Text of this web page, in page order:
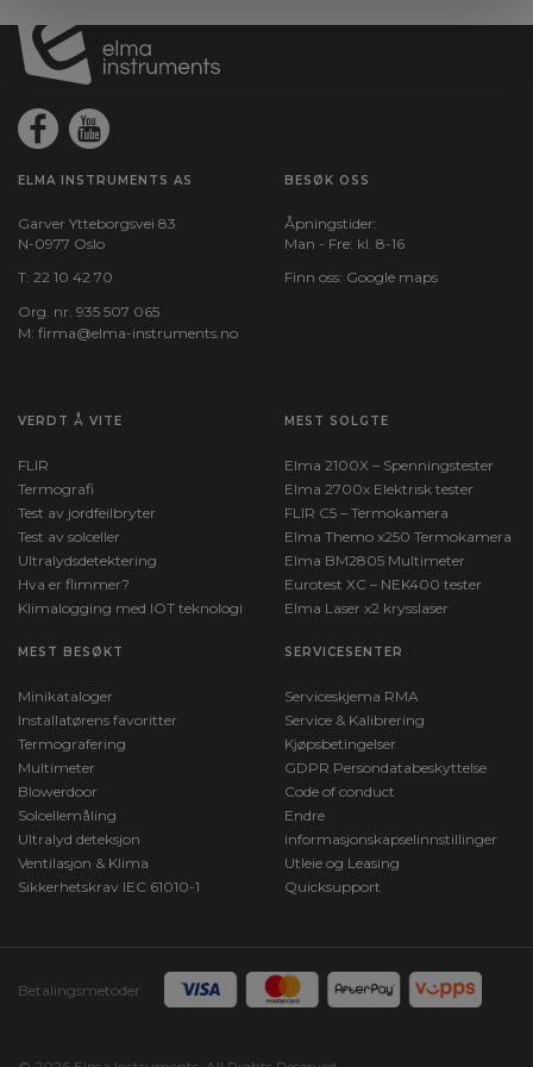
ELMA INSTRUMENTS AS
Garver Ytteborgsvei 83
N-0977 Oslo
T: 22 10 42 70
Org. nr. 935 507 065
M: firma@elma-instruments.no​
BESØK OSS
Åpningstider:
Man - Fre: kl. 8-16
Finn oss: Google maps
VERDT Å VITE
FLIR
Termografi
Test av jordfeilbryter
Test av solceller
Ultralydsdetektering
Hva er flimmer?
Klimalogging med IOT teknologi
MEST SOLGTE
Elma 2100X – Spenningstester
Elma 2700x Elektrisk tester
FLIR C5 – Termokamera
Elma Themo x250 Termokamera
Elma BM2805 Multimeter
Eurotest XC – NEK400 tester
Elma Laser x2 krysslaser
MEST BESØKT
Minikataloger
Installatørens favoritter
Termografering
Multimeter
Blowerdoor
Solcellemåling
Ultralyd deteksjon
Ventilasjon & Klima
Sikkerhetskrav IEC 61010-1
SERVICESENTER
Serviceskjema RMA
Service & Kalibrering
Kjøpsbetingelser
GDPR Persondatabeskyttelse
Code of conduct
Endre
informasjonskapselinnstillinger
Utleie og Leasing
Quicksupport
Betalingsmetoder